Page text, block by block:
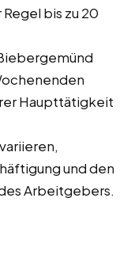
bis zu 20
Haupttätigkeit
und den
Arbeitgebers.